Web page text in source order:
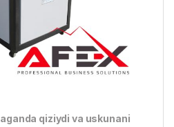
qiziydi va uskunani